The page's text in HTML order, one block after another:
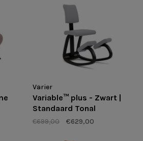
Varier
Variable™ plus - Zwart |
Standaard Tonal
€699,00 €629,00